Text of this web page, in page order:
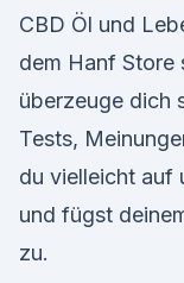
CBD Öl und
dem Hanf Store
überzeuge dich
Tests,
du vielleicht auf
und fügst
zu.